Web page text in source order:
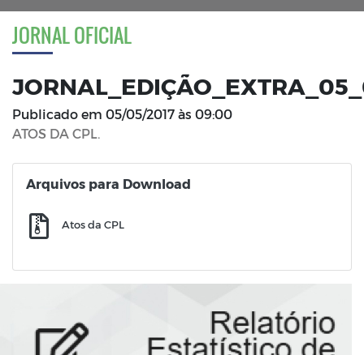
JORNAL OFICIAL
Publicado em 05/05/2017 às 09:00
ATOS DA CPL.
Arquivos para Download
Atos da CPL